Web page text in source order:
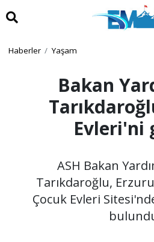
Haberler Yaşam
Bakan
Evleri'ni
ASH Bakan
Tarıkdaroğlu,
Çocuk Evleri